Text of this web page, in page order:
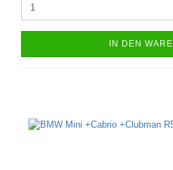
IN DEN